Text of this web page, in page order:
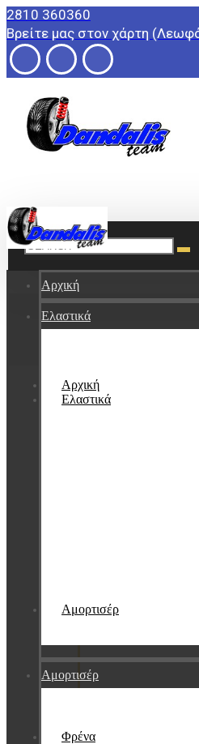
2810 360360
Βρείτε μας στον χάρτη
Αρχική
Ελαστικά
Αμορτισέρ
Φρένα
Αρχική
Ελαστικά
Αμορτισέρ